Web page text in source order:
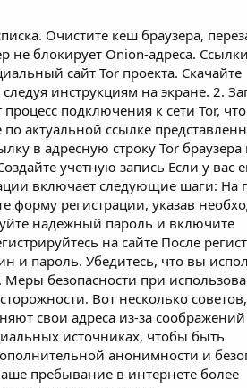
Очистите кеш браузера,
не блокирует Onion-адреса.
сайт Tor проекта. Скачайте
инструкциям на экране. 2.
подключения к сети Tor,
актуальной ссылке
в адресную строку Tor браузера
учетную запись Если у вас
включает следующие шаги: На
форму регистрации, указав
надежный пароль и включите
на сайте После
и пароль. Убедитесь, что вы
Меры безопасности при
Вот несколько
свои адреса из-за соображений
источниках, чтобы быть
анонимности и
пребывание в интернете более